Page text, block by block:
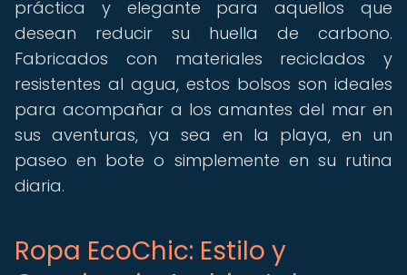
práctica y elegante para aquellos que
desean reducir su huella de carbono.
Fabricados con materiales reciclados y
resistentes al agua, estos bolsos son ideales
para acompañar a los amantes del mar en
sus aventuras, ya sea en la playa, en un
paseo en bote o simplemente en su rutina
diaria.
Ropa EcoChic: Estilo y